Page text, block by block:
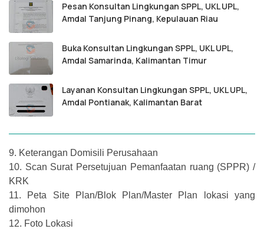
Pesan Konsultan Lingkungan SPPL, UKL UPL,
Amdal Tanjung Pinang, Kepulauan Riau
Buka Konsultan Lingkungan SPPL, UKL UPL,
Amdal Samarinda, Kalimantan Timur
Layanan Konsultan Lingkungan SPPL, UKL UPL,
Amdal Pontianak, Kalimantan Barat
9. Keterangan Domisili Perusahaan
10. Scan Surat Persetujuan Pemanfaatan ruang (SPPR) /
KRK
11.
Peta Site Plan/Blok Plan/Master Plan lokasi yang
dimohon
12. Foto Lokasi